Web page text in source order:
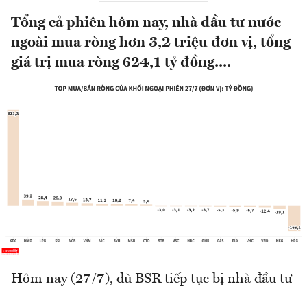
Tổng cả phiên hôm nay, nhà đầu tư nước
ngoài mua ròng hơn 3,2 triệu đơn vị, tổng
giá trị mua ròng 624,1 tỷ đồng....
Hôm nay (27/7), dù BSR tiếp tục bị nhà đầu tư